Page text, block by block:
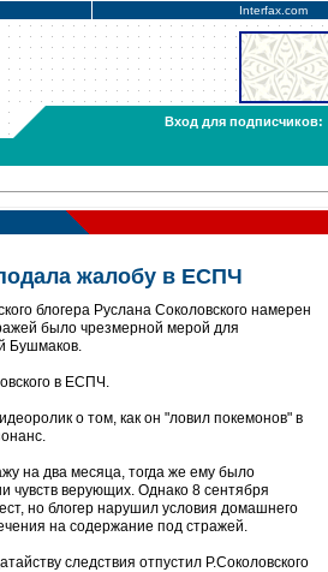
Interfax.com
Вход для подписчиков:
жалобу в ЕСПЧ
блогера Руслана Соколовского намерен
было чрезмерной мерой для
Бушмаков.
в ЕСПЧ.
о том, как он "ловил покемонов" в
на два месяца, тогда же ему было
чувств верующих. Однако 8 сентября
но блогер нарушил условия домашнего
на содержание под стражей.
следствия отпустил Р.Соколовского